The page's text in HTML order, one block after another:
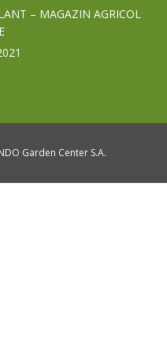
– MAGAZIN AGRICOL
Garden Center S.A.